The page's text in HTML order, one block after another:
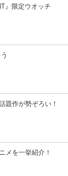
』限定ウオッチ
題作が勢ぞろい！
メを一挙紹介！